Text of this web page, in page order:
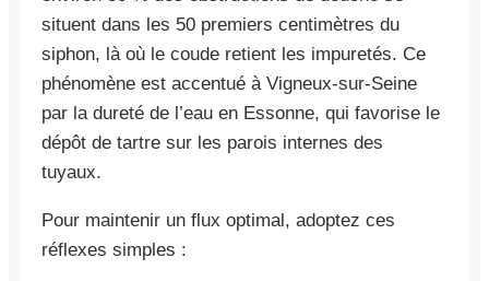
situent dans les 50 premiers centimètres du
siphon, là où le coude retient les impuretés. Ce
phénomène est accentué à Vigneux-sur-Seine
par la dureté de l’eau en Essonne, qui favorise le
dépôt de tartre sur les parois internes des
tuyaux.
Pour maintenir un flux optimal, adoptez ces
réflexes simples :